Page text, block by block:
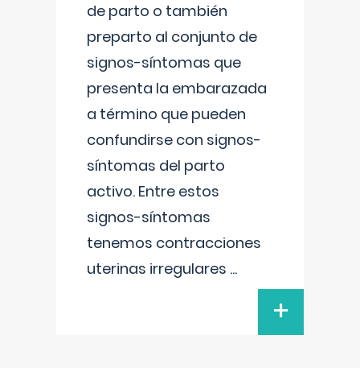
de parto o también
preparto al conjunto de
signos-síntomas que
presenta la embarazada
a término que pueden
confundirse con signos-
síntomas del parto
activo. Entre estos
signos-síntomas
tenemos contracciones
uterinas irregulares ...
+